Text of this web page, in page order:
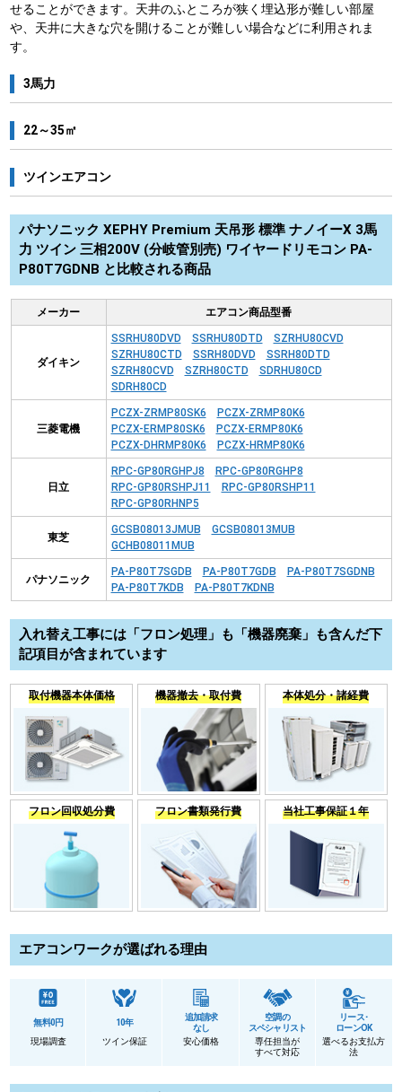
せることができます。天井のふところが狭く埋込形が難しい部屋
や、天井に大きな穴を開けることが難しい場合などに利用されま
す。
3馬力
22～35㎡
ツインエアコン
パナソニック XEPHY Premium 天吊形 標準 ナノイーX 3馬
力 ツイン 三相200V (分岐管別売) ワイヤードリモコン PA-
P80T7GDNB と比較される商品
メーカー エアコン商品型番
ダイキン
SSRHU80DVD SSRHU80DTD
SZRHU80CVD
SZRHU80CTD
SSRH80DVD
SSRH80DTD
SZRH80CVD
SZRH80CTD
SDRHU80CD
SDRH80CD
三菱電機
PCZX-ZRMP80SK6
PCZX-ZRMP80K6
PCZX-ERMP80SK6
PCZX-ERMP80K6
PCZX-DHRMP80K6
PCZX-HRMP80K6
日立
RPC-GP80RGHPJ8
RPC-GP80RGHP8
RPC-GP80RSHPJ11
RPC-GP80RSHP11
RPC-GP80RHNP5
東芝
GCSB08013JMUB
GCSB08013MUB
GCHB08011MUB
パナソニック
PA-P80T7SGDB PA-P80T7GDB
PA-P80T7SGDNB
PA-P80T7KDB
PA-P80T7KDNB
入れ替え工事には「フロン処理」も「機器廃棄」も含んだ下
記項目が含まれています
取付機器本体価格 機器撤去・取付費 本体処分・諸経費
フロン回収処分費 フロン書類発行費 当社工事保証１年
エアコンワークが選ばれる理由
無料0円
現場調査
10年
ツイン保証
追加請求
なし
安心価格
空調の
スペシャリスト
専任担当が
すべて対応
リース･
ローンOK
選べるお支払方
法